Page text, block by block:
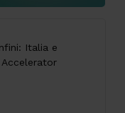
Italia e